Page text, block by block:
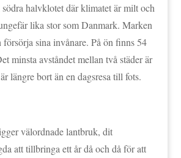
halvklotet där klimatet är milt och
lika stor som Danmark. Marken
sina invånare. På ön finns 54
minsta avståndet mellan två städer är
längre bort än en dagsresa till fots.
välordnade lantbruk, dit
att tillbringa ett år då och då för att